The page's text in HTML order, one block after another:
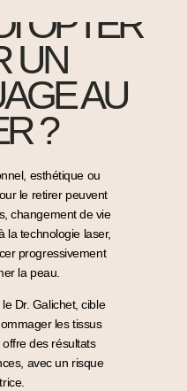
OPTER
UN
AU
?
esthétique ou
le retirer peuvent
changement de vie
la technologie laser,
progressivement
la peau.
le Dr. Galichet, cible
les tissus
des résultats
avec un risque